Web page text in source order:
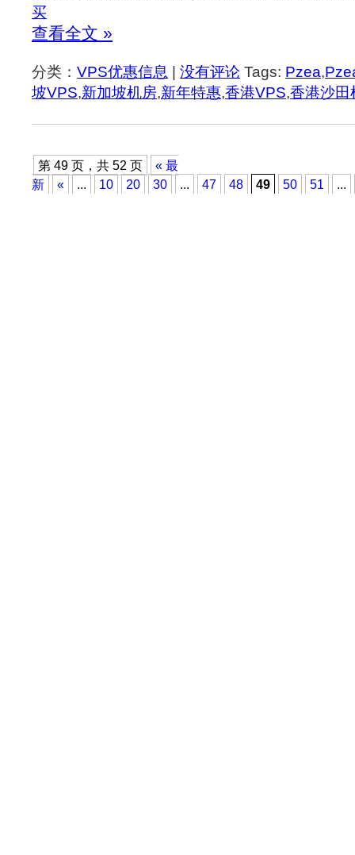
买
查看全文 »
分类： VPS优惠信息 没有评论 Tags: Pzea,
坡VPS,新加坡机房,新年特惠,香港VPS,香港沙田
第 49 页，共 52 页
« 最
新
« ... 10 20 30 ... 47 48 49 50 51 ...